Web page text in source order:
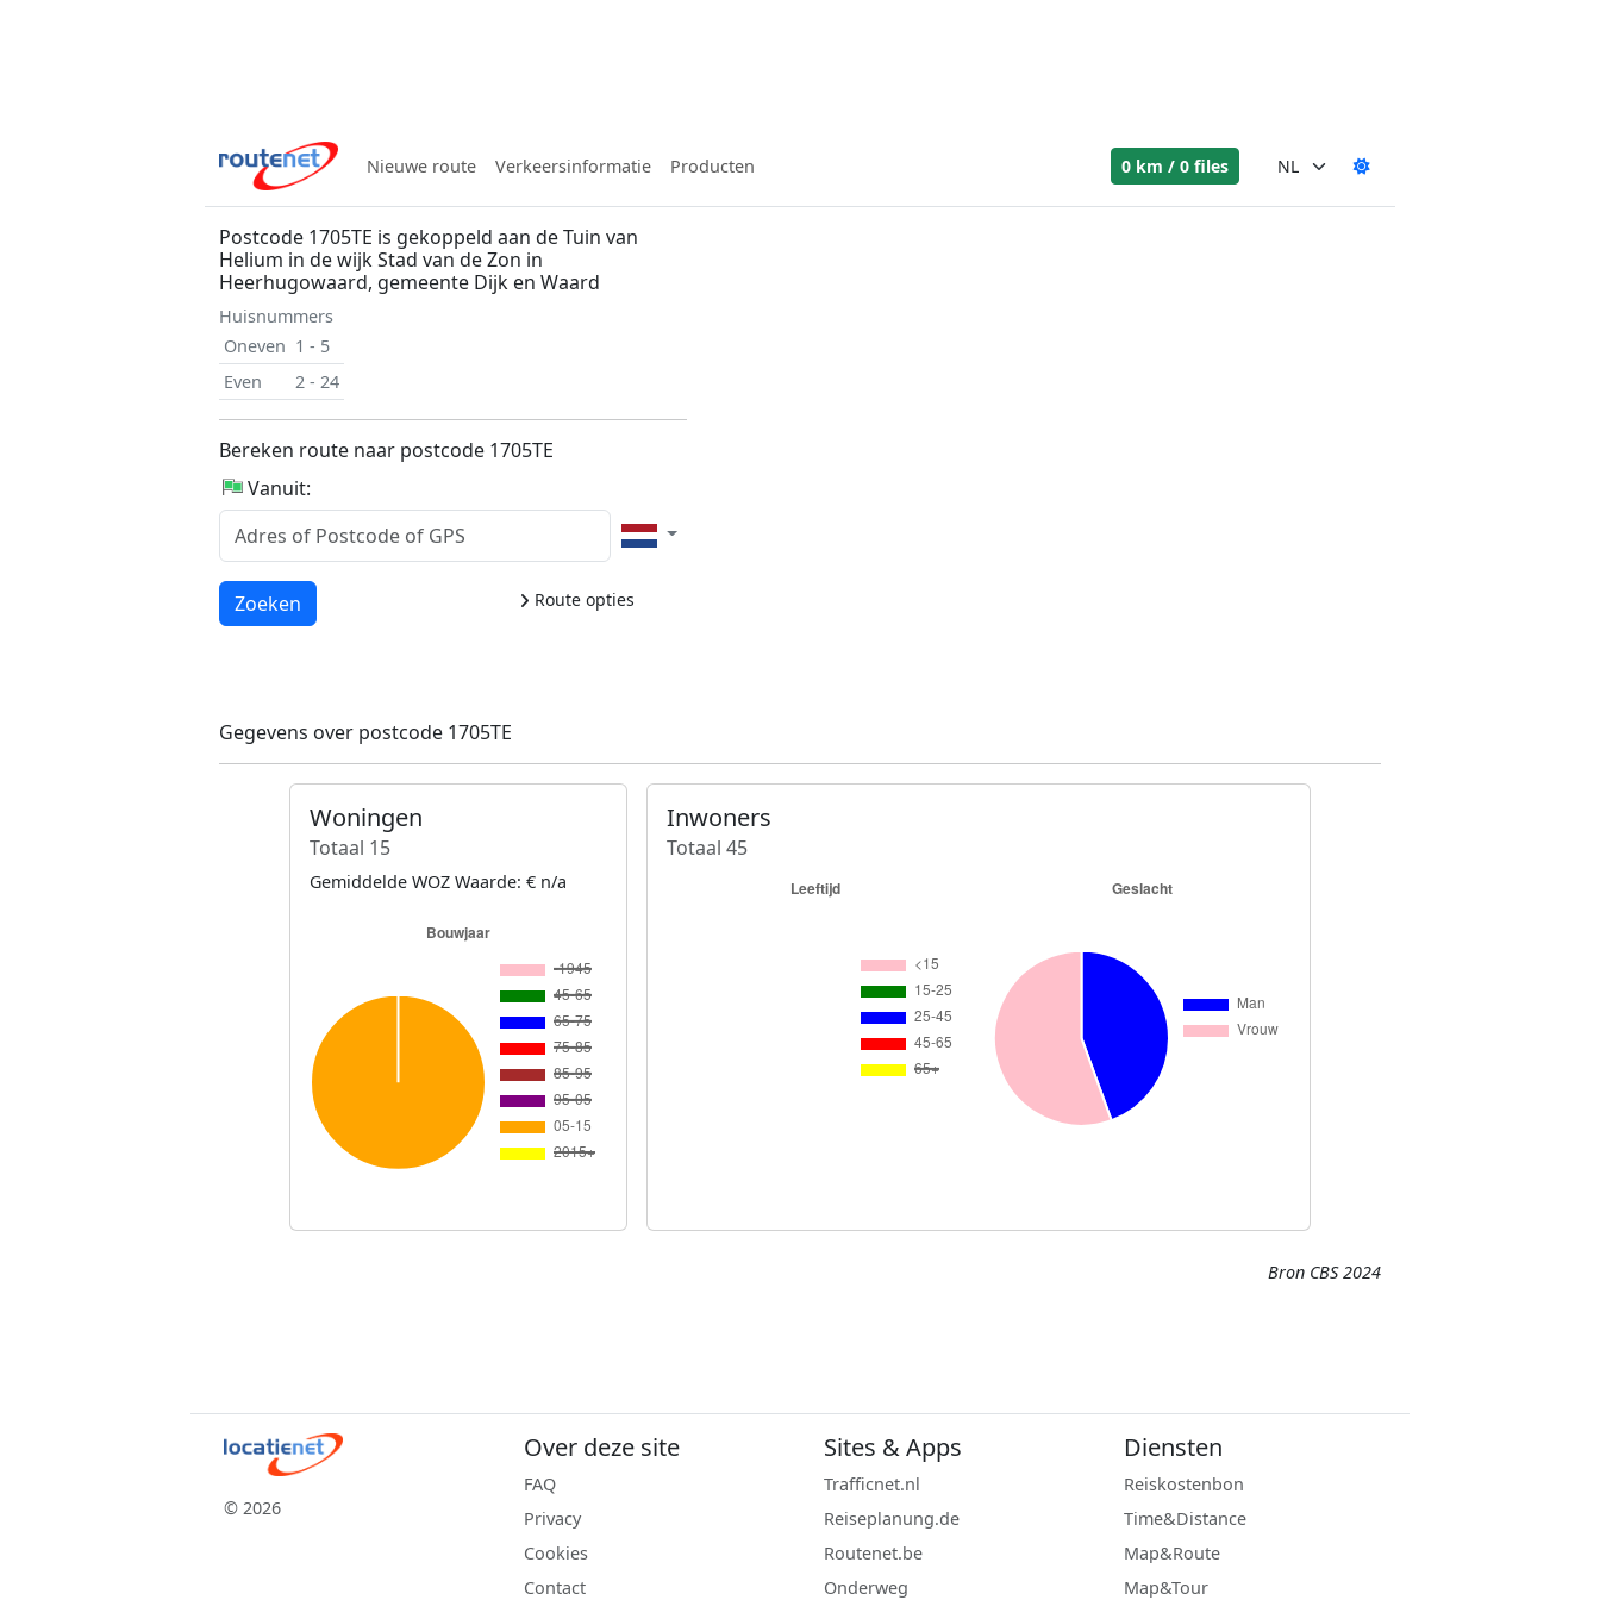
Nieuwe route Verkeersinformatie Producten 0 km / 0 files
Postcode 1705TE is gekoppeld aan de Tuin van
Helium in de wijk Stad van de Zon in
Heerhugowaard, gemeente Dijk en Waard
Huisnummers
Oneven 1 - 5
Even
2 - 24
Bereken route naar postcode 1705TE
Vanuit:
Route opties
Laden...
Zoeken
Gegevens over postcode 1705TE
Woningen
Totaal 15
Gemiddelde WOZ Waarde: € n/a
Inwoners
Totaal 45
Bron CBS 2024
© 2026
Over deze site
FAQ
Privacy
Cookies
Contact
Sites & Apps
Trafficnet.nl
Reiseplanung.de
Routenet.be
Onderweg
Diensten
Reiskostenbon
Time&Distance
Map&Route
Map&Tour